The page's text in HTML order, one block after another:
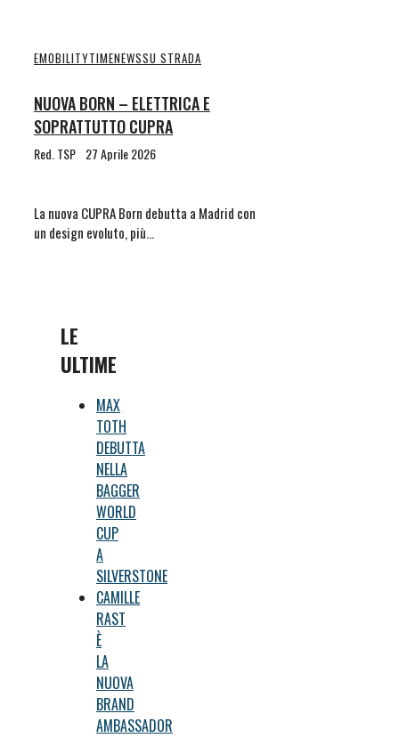
EMOBILITYTIMENEWSSU STRADA
NUOVA BORN – ELETTRICA E
SOPRATTUTTO CUPRA
Red. TSP 27 Aprile 2026
La nuova CUPRA Born debutta a Madrid con
un design evoluto, più…
LE
ULTIME
MAX
TOTH
DEBUTTA
NELLA
BAGGER
WORLD
CUP
A
SILVERSTONE
CAMILLE
RAST
È
LA
NUOVA
BRAND
AMBASSADOR